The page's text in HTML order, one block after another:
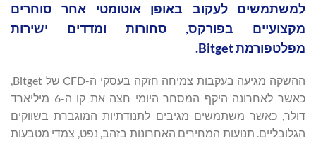
למשתמשים לעקוב באופן אוטומטי אחר סוחרים
מקצועיים בפורקס, סחורות ומדדים ישירות
מפלטפורמת Bitget.
ההשקה מגיעה בעקבות צמיחה חזקה בעסקי ה-CFD של Bitget,
כאשר לאחרונה היקף המסחר היומי חצה את קו ה-6 מיליארד
דולר, כאשר משתמשים מגיבים לתנודתיות המוגברת בשווקים
הגלובליים. תנועות המחירים האחרונות בזהב, נפט, צמדי מטבעות